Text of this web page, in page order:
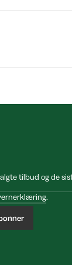
tilbud og de
.